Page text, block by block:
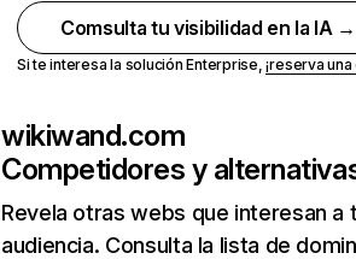
Comsulta tu visibilidad en la IA →
Si te interesa la solución Enterprise,¡reserva
wikiwand.com
Competidores y
Revela otras webs que interesan a
audiencia. Consulta la lista de